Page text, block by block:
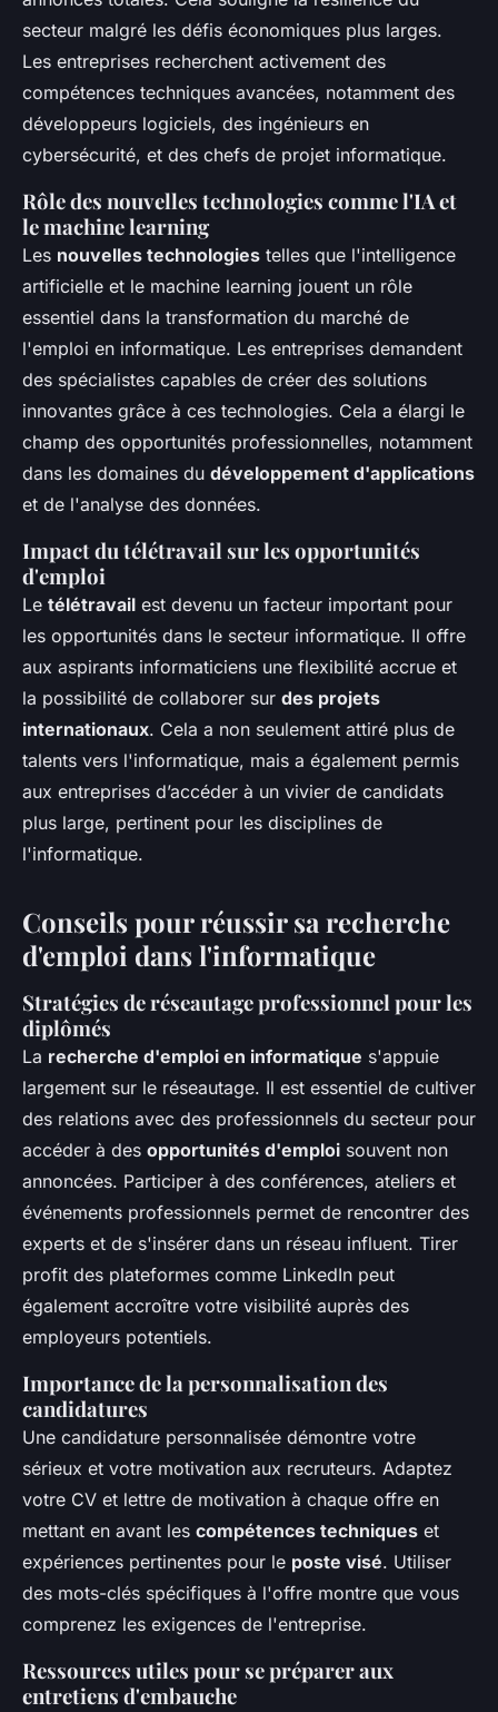
secteur malgré les défis économiques plus larges.
Les entreprises recherchent activement des
compétences techniques avancées, notamment des
développeurs logiciels, des ingénieurs en
cybersécurité, et des chefs de projet informatique.
Rôle des nouvelles technologies comme l'IA et
le machine learning
Les nouvelles technologies telles que l'intelligence
artificielle et le machine learning jouent un rôle
essentiel dans la transformation du marché de
l'emploi en informatique. Les entreprises demandent
des spécialistes capables de créer des solutions
innovantes grâce à ces technologies. Cela a élargi le
champ des opportunités professionnelles, notamment
dans les domaines du développement d'applications
et de l'analyse des données.
Impact du télétravail sur les opportunités
d'emploi
Le télétravail est devenu un facteur important pour
les opportunités dans le secteur informatique. Il offre
aux aspirants informaticiens une flexibilité accrue et
la possibilité de collaborer sur des projets
internationaux. Cela a non seulement attiré plus de
talents vers l'informatique, mais a également permis
aux entreprises d’accéder à un vivier de candidats
plus large, pertinent pour les disciplines de
l'informatique.
Conseils pour réussir sa recherche
d'emploi dans l'informatique
Stratégies de réseautage professionnel pour les
diplômés
La recherche d'emploi en informatique s'appuie
largement sur le réseautage. Il est essentiel de cultiver
des relations avec des professionnels du secteur pour
accéder à des opportunités d'emploi souvent non
annoncées. Participer à des conférences, ateliers et
événements professionnels permet de rencontrer des
experts et de s'insérer dans un réseau influent. Tirer
profit des plateformes comme LinkedIn peut
également accroître votre visibilité auprès des
employeurs potentiels.
Importance de la personnalisation des
candidatures
Une candidature personnalisée démontre votre
sérieux et votre motivation aux recruteurs. Adaptez
votre CV et lettre de motivation à chaque offre en
mettant en avant les compétences techniques et
expériences pertinentes pour le poste visé. Utiliser
des mots-clés spécifiques à l'offre montre que vous
comprenez les exigences de l'entreprise.
Ressources utiles pour se préparer aux
entretiens d'embauche